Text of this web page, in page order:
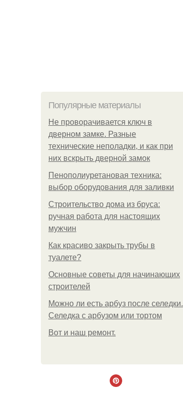
Популярные материалы
Не проворачивается ключ в
дверном замке. Разные
технические неполадки, и как при
них вскрыть дверной замок
Пенополиуретановая техника:
выбор оборудования для заливки
Строительство дома из бруса:
ручная работа для настоящих
мужчин
Как красиво закрыть трубы в
туалете?
Основные советы для начинающих
строителей
Можно ли есть арбуз после селедки.
Селедка с арбузом или тортом
Boт и наш ремoнт.